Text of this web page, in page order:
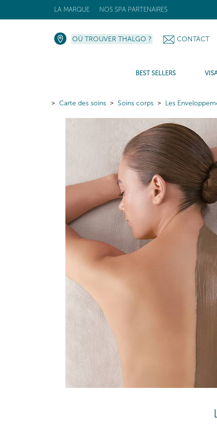
LA MARQUE NOS SPA PARTENAIRES
OÙ TROUVER THALGO ? CONTACT
BEST SELLERS
Carte des soins Soins corps Les